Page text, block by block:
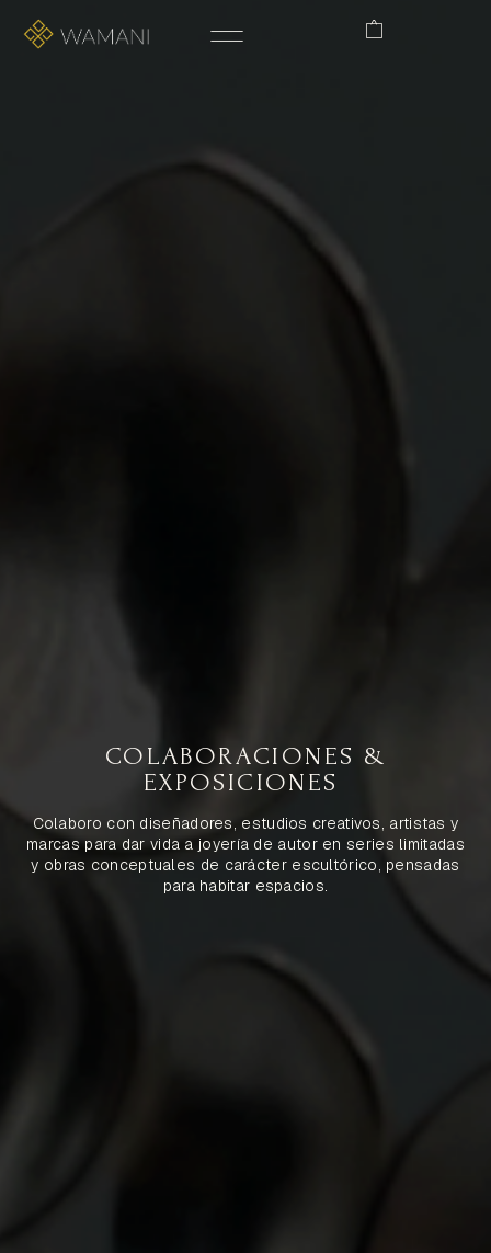
COLABORACIONES &
EXPOSICIONES
Colaboro con diseñadores, estudios creativos, artistas y
marcas para dar vida a joyería de autor en series limitadas
y obras conceptuales de carácter escultórico, pensadas
para habitar espacios.